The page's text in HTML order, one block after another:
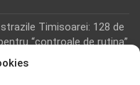
Timisoarei: 128 de
“controale de rutina”
din dosarul fraudei cu